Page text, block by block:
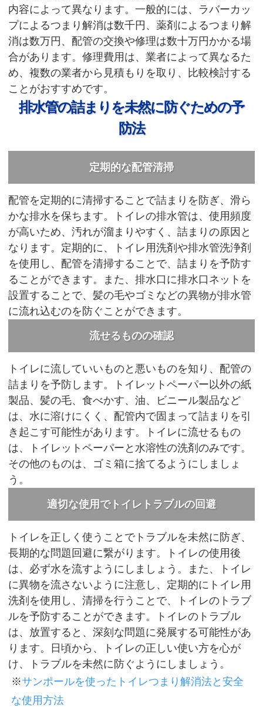
内容によって異なります。一般的には、ラバーカッ
プによるつまり解消は数千円、薬剤によるつまり解
消は数万円、配管の交換や修理は数十万円かかる場
合があります。修理費用は、業者によって異なるた
め、複数の業者から見積もりを取り、比較検討する
ことがおすすめです。
排水管の詰まりを未然に防ぐための予
防法
定期的な配管清掃
配管を定期的に清掃することで詰まりを防ぎ、滑ら
かな排水を保ちます。トイレの排水管は、使用頻度
が高いため、汚れが溜まりやすく、詰まりの原因と
なります。定期的に、トイレ用洗剤や排水管洗浄剤
を使用し、配管を清掃することで、詰まりを予防す
ることができます。また、排水口に排水口ネットを
設置することで、髪の毛やゴミなどの異物が排水管
に流れ込むのを防ぐことができます。
流せるものの確認
トイレに流していいものと悪いものを知り、配管の
詰まりを予防します。トイレットペーパー以外の紙
製品、髪の毛、食べかす、油、ビニール製品など
は、水に溶けにくく、配管内で固まって詰まりを引
き起こす可能性があります。トイレに流せるもの
は、トイレットペーパーと水溶性の洗剤のみです。
その他のものは、ゴミ箱に捨てるようにしましょ
う。
適切な使用でトイレトラブルの回避
トイレを正しく使うことでトラブルを未然に防ぎ、
長期的な問題回避に繋がります。トイレの使用後
は、必ず水を流すようにしましょう。また、トイレ
に異物を流さないように注意し、定期的にトイレ用
洗剤を使用し、清掃を行うことで、トイレのトラブ
ルを予防することができます。トイレのトラブル
は、放置すると、深刻な問題に発展する可能性があ
ります。日頃から、トイレの正しい使い方を心が
け、トラブルを未然に防ぐようにしましょう。
※サンポールを使ったトイレつまり解消法と安全
な使用方法